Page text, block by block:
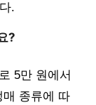
.
?
5만 원에서
매 종류에 따